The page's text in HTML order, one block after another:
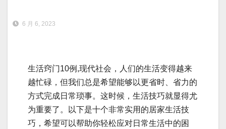
6 月 6, 2023
生活窍门10例,现代社会，人们的生活变得越来
越忙碌，但我们总是希望能够以更省时、省力的
方式完成日常琐事。这时候，生活技巧就显得尤
为重要了。以下是十个非常实用的居家生活技
巧，希望可以帮助你轻松应对日常生活中的困